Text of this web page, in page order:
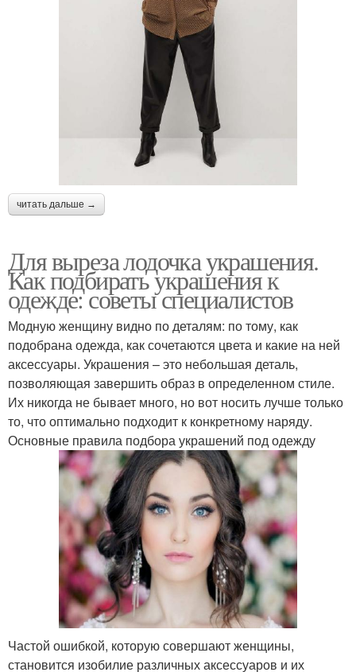
читать дальше →
Для выреза лодочка украшения.
Как подбирать украшения к
одежде: советы специалистов
Модную женщину видно по деталям: по тому, как
подобрана одежда, как сочетаются цвета и какие на ней
аксессуары. Украшения – это небольшая деталь,
позволяющая завершить образ в определенном стиле.
Их никогда не бывает много, но вот носить лучше только
то, что оптимально подходит к конкретному наряду.
Основные правила подбора украшений под одежду
Частой ошибкой, которую совершают женщины,
становится изобилие различных аксессуаров и их